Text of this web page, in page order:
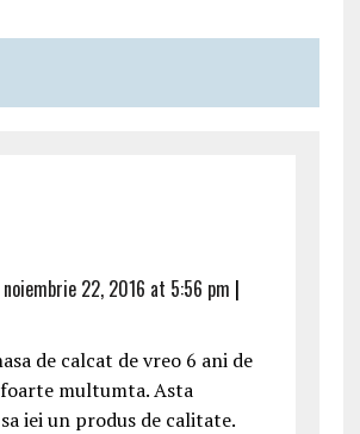
noiembrie 22, 2016 at 5:56 pm |
de calcat de vreo 6 ani de
multumta. Asta
iei un produs de calitate.